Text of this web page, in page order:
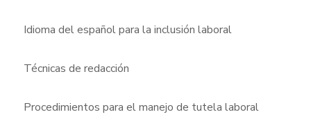
Idioma del español para la inclusión laboral
Técnicas de redacción
Procedimientos para el manejo de tutela laboral